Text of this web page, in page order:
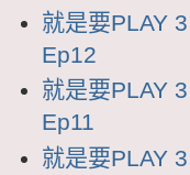
就是要PLAY
Ep12
就是要PLAY
Ep11
就是要PLAY